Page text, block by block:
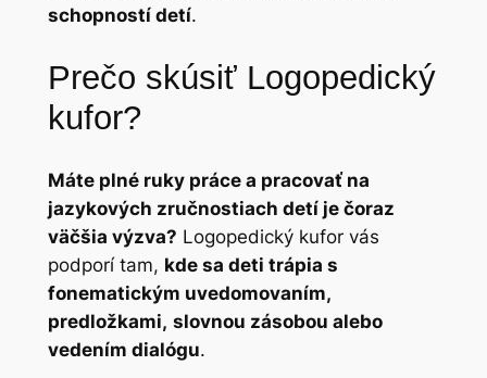
schopností detí.
Prečo skúsiť Logopedický
kufor?
Máte plné ruky práce a pracovať na
jazykových zručnostiach detí je čoraz
väčšia výzva? Logopedický kufor vás
podporí tam, kde sa deti trápia s
fonematickým uvedomovaním,
predložkami, slovnou zásobou alebo
vedením dialógu.